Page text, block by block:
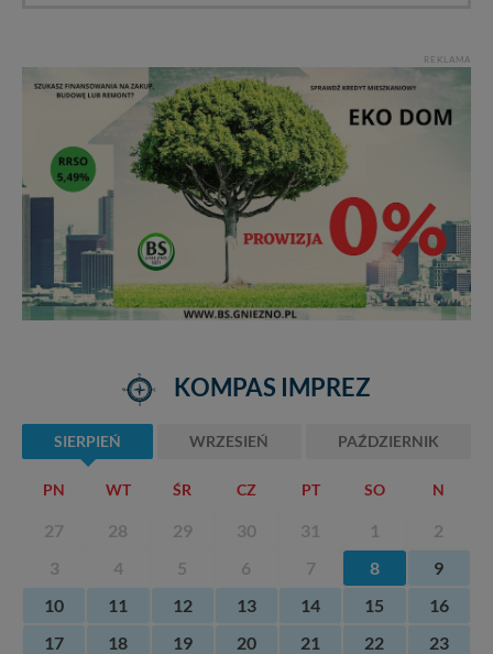
REKLAMA
KOMPAS IMPREZ
SIERPIEŃ WRZESIEŃ PAŹDZIERNIK
PN WT ŚR CZ PT SO N
27 28 29 30 31 1
2
3
4 5 6 7 8
9
10
11 12 13 14 15
16
17
18 19 20 21 22
23